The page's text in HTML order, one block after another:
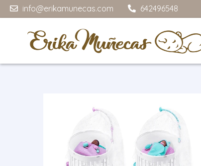
info@erikamunecas.com 642496548